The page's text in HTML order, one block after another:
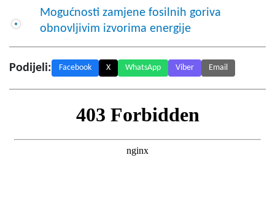
Mogućnosti zamjene fosilnih goriva
obnovljivim izvorima energije
Podijeli: Facebook X WhatsApp Viber Email